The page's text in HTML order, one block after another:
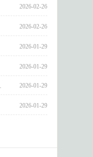
2026-02-26
2026-02-26
2026-01-29
2026-01-29
2026-01-29
2026-01-29